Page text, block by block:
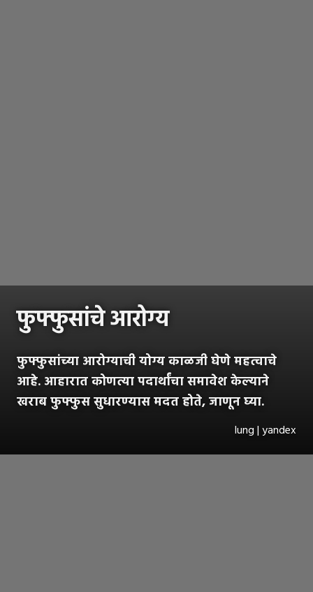
फुफ्फुसांचे आरोग्य
फुफ्फुसांच्या आरोग्याची योग्य काळजी घेणे महत्वाचे
आहे. आहारात कोणत्या पदार्थांचा समावेश केल्याने
खराब फुफ्फुस सुधारण्यास मदत होते, जाणून घ्या.
lung | yandex